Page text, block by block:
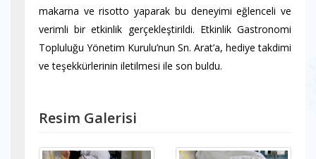
makarna ve risotto yaparak bu deneyimi eğlenceli ve
verimli bir etkinlik gerçekleştirildi. Etkinlik Gastronomi
Topluluğu Yönetim Kurulu’nun Sn. Arat’a, hediye takdimi
ve teşekkürlerinin iletilmesi ile son buldu.
Resim Galerisi